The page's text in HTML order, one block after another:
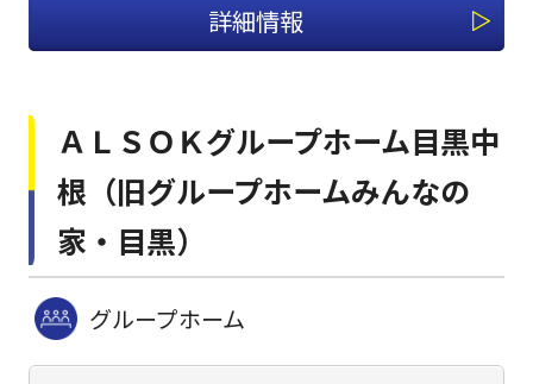
詳細情報
ＡＬＳＯＫグループホーム目黒中
根（旧グループホームみんなの
家・目黒）
グループホーム